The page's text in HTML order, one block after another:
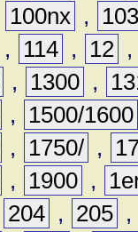
100nx ,
, 114 , 12
, 1300 ,
,
1500/1600
, 1750/ ,
, 1900 ,
204 , 205 ,